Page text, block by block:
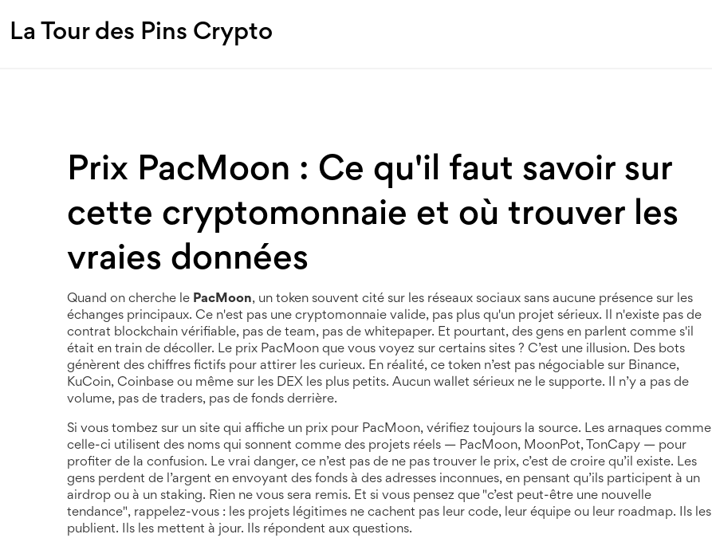
La Tour des Pins Crypto
Prix PacMoon : Ce qu'il faut savoir sur
cette cryptomonnaie et où trouver les
vraies données
Quand on cherche le PacMoon, un token souvent cité sur les réseaux sociaux sans aucune présence sur les
échanges principaux. Ce n'est pas une cryptomonnaie valide, pas plus qu'un projet sérieux. Il n'existe pas de
contrat blockchain vérifiable, pas de team, pas de whitepaper. Et pourtant, des gens en parlent comme s'il
était en train de décoller. Le prix PacMoon que vous voyez sur certains sites ? C’est une illusion. Des bots
génèrent des chiffres fictifs pour attirer les curieux. En réalité, ce token n’est pas négociable sur Binance,
KuCoin, Coinbase ou même sur les DEX les plus petits. Aucun wallet sérieux ne le supporte. Il n’y a pas de
volume, pas de traders, pas de fonds derrière.
Si vous tombez sur un site qui affiche un prix pour PacMoon, vérifiez toujours la source. Les arnaques comme
celle-ci utilisent des noms qui sonnent comme des projets réels — PacMoon, MoonPot, TonCapy — pour
profiter de la confusion. Le vrai danger, ce n’est pas de ne pas trouver le prix, c’est de croire qu’il existe. Les
gens perdent de l’argent en envoyant des fonds à des adresses inconnues, en pensant qu’ils participent à un
airdrop ou à un staking. Rien ne vous sera remis. Et si vous pensez que "c’est peut-être une nouvelle
tendance", rappelez-vous : les projets légitimes ne cachent pas leur code, leur équipe ou leur roadmap. Ils les
publient. Ils les mettent à jour. Ils répondent aux questions.